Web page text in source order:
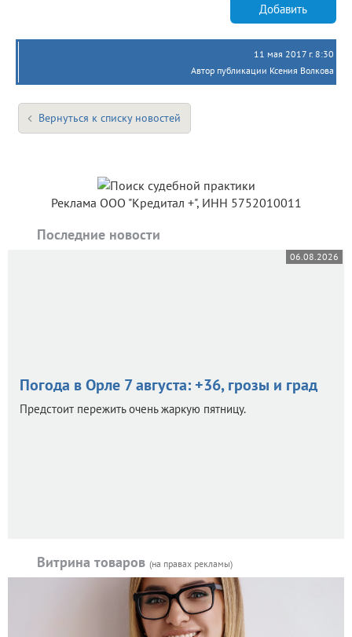
Добавить
11 мая 2017 г. 8:30
Автор публикации Ксения Волкова
Вернуться к списку новостей
Реклама ООО "Кредитал +", ИНН 5752010011
Последние новости
06.08.2026
Погода в Орле 7 августа: +36, грозы и град
Предстоит пережить очень жаркую пятницу.
Витрина товаров (на правах рекламы)